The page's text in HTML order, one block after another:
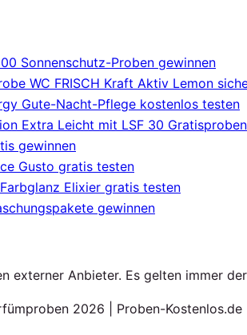
Sonnenschutz-Proben gewinnen
WC FRISCH Kraft Aktiv Lemon
Gute-Nacht-Pflege kostenlos testen
Extra Leicht mit LSF 30 Gratisproben
gewinnen
Gusto gratis testen
Elixier gratis testen
gewinnen
externer Anbieter. Es gelten immer
2026 | Proben-Kostenlos.de